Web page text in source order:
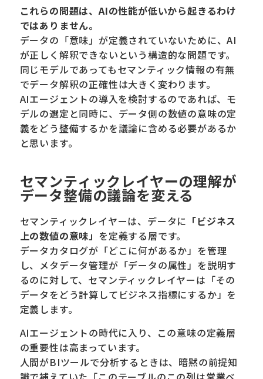
これらの問題は、AIの性能が低いから起きるわけ
ではありません。
データの「意味」が定義されていないために、AI
が正しく解釈できないという構造的な問題です。
同じモデルであってもセマンティック情報の有無
でデータ解釈の正確性は大きく変わります。
AIエージェントの導入を検討するのであれば、モ
デルの選定と同時に、データ側の数値の意味の定
義をどう整備するかを議論に含める必要があるか
と思います。
セマンティックレイヤーの理解が
データ整備の議論を変える
セマンティックレイヤーは、データに 「ビジネス
上の数値の意味」 を定義する層です。
データカタログが「どこに何があるか」を管理
し、メタデータ管理が「データの属性」を説明す
るのに対して、セマンティックレイヤーは「その
データをどう計算してビジネス指標にするか」を
定義します。
AIエージェントの時代に入り、この意味の定義層
の重要性は高まっています。
人間がBIツールで分析するときは、暗黙の前提知